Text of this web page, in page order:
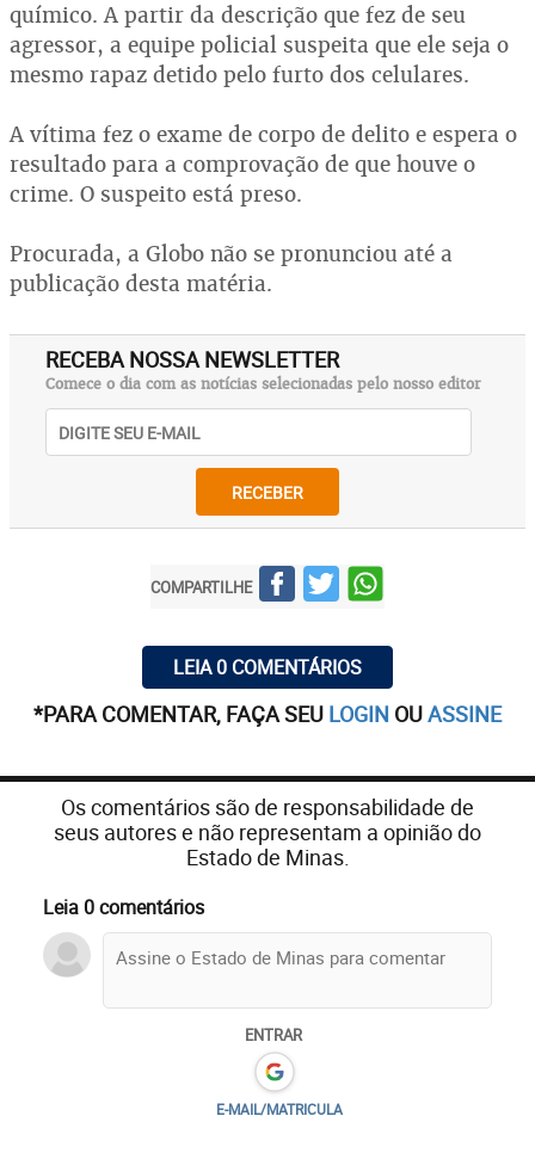
químico. A partir da descrição que fez de seu
agressor, a equipe policial suspeita que ele seja o
mesmo rapaz detido pelo furto dos celulares.
A vítima fez o exame de corpo de delito e espera o
resultado para a comprovação de que houve o
crime. O suspeito está preso.
Procurada, a Globo não se pronunciou até a
publicação desta matéria.
RECEBA NOSSA NEWSLETTER
Comece o dia com as notícias selecionadas pelo nosso editor
RECEBER
COMPARTILHE
LEIA 0 COMENTÁRIOS
*PARA COMENTAR, FAÇA SEU LOGIN OUASSINE
Os comentários são de responsabilidade de
seus autores e não representam a opinião do
Estado de Minas.
Leia 0 comentários
ENTRAR
E-MAIL/MATRICULA